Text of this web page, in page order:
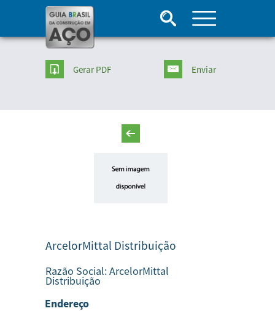
Gerar PDF Enviar
ArcelorMittal Distribuição
Razão Social:ArcelorMittal
Distribuição
Endereço